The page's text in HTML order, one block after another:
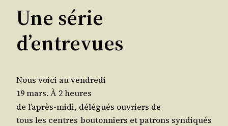
Une série
d’entrevues
Nous voi­ci au vendredi
19 mars. À 2 heures
de l’a­près-midi, délé­gués ouvriers de
tous les centres bou­ton­niers et patrons syn­di­qués